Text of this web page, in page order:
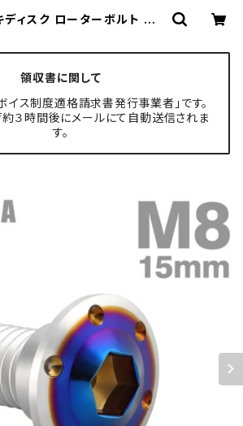
ディスク ローターボルト M8
MASTER ボルト専門
店
領収書に関して
イス制度適格請求書発行事業者」です。
３時間後にメールにて自動送信されま
す。